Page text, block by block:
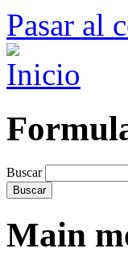
Pasar al
Buscar
Main